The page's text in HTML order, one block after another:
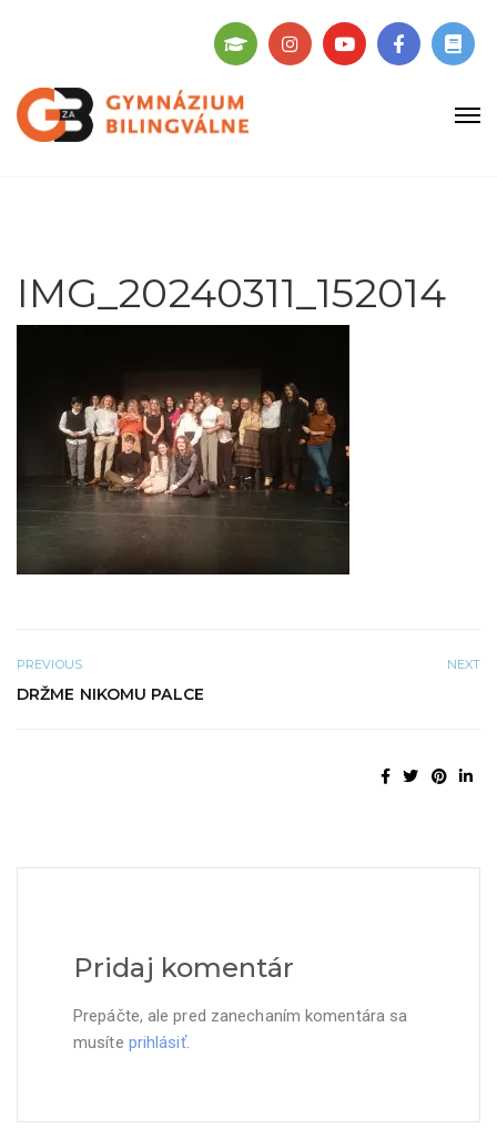
IMG_20240311_152014
PREVIOUS
DRŽME NIKOMU PALCE
NEXT
Pridaj komentár
Prepáčte, ale pred zanechaním komentára sa
musíte prihlásiť.